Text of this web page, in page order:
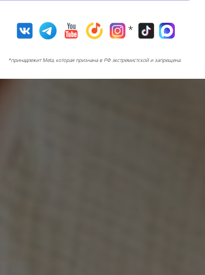
*
*принадлежит Meta, которая признана в РФ экстремистской и запрещена.